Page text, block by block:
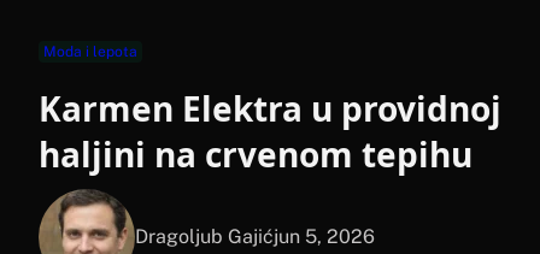
Moda i lepota
Karmen Elektra u providnoj
haljini na crvenom tepihu
Dragoljub Gajićjun 5, 2026